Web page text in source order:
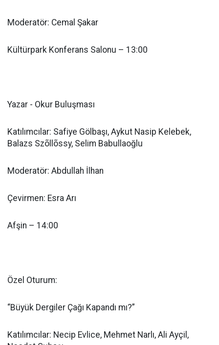
Moderatör: Cemal Şakar
Kültürpark Konferans Salonu – 13:00
Yazar - Okur Buluşması
Katılımcılar: Safiye Gölbaşı, Aykut Nasip Kelebek,
Balazs Szõllõssy, Selim Babullaoğlu
Moderatör: Abdullah İlhan
Çevirmen: Esra Arı
Afşin – 14:00
Özel Oturum:
“Büyük Dergiler Çağı Kapandı mı?”
Katılımcılar: Necip Evlice, Mehmet Narlı, Ali Ayçil,